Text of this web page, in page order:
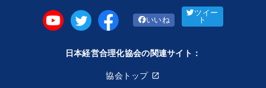
いいね
ツイー
ト
日本経営合理化協会の関連サイト：
協会トップ